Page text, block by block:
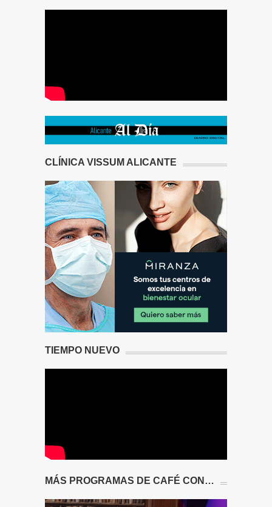
CLÍNICA VISSUM ALICANTE
TIEMPO NUEVO
MÁS PROGRAMAS DE CAFÉ CON…